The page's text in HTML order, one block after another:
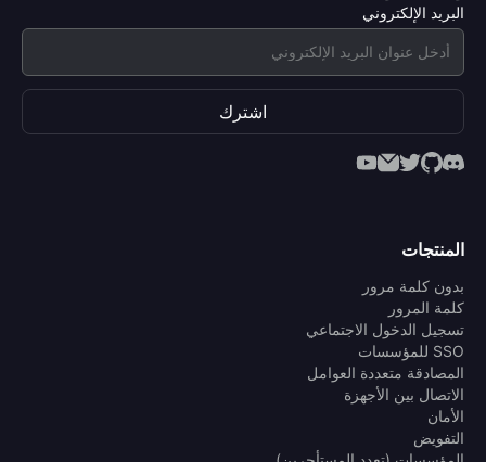
البريد الإلكتروني
اشترك
المنتجات
بدون كلمة مرور
كلمة المرور
تسجيل الدخول الاجتماعي
SSO للمؤسسات
المصادقة متعددة العوامل
الاتصال بين الأجهزة
الأمان
التفويض